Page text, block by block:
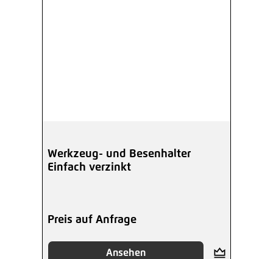
Werkzeug- und Besenhalter
Einfach verzinkt
Preis auf Anfrage
Ansehen